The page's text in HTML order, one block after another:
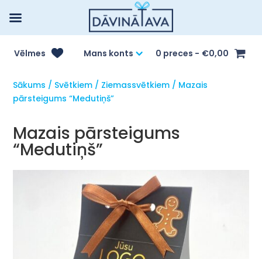
Vēlmes Mans konts 0 preces €0,00
Sākums / Svētkiem / Ziemassvētkiem / Mazais
pārsteigums “Medutiņš”
Mazais pārsteigums
“Medutiņš”